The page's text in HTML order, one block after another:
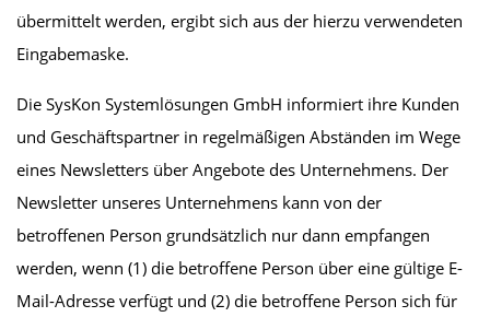
übermittelt werden, ergibt sich aus der hierzu verwendeten
Eingabemaske.
Die SysKon Systemlösungen GmbH informiert ihre Kunden
und Geschäftspartner in regelmäßigen Abständen im Wege
eines Newsletters über Angebote des Unternehmens. Der
Newsletter unseres Unternehmens kann von der
betroffenen Person grundsätzlich nur dann empfangen
werden, wenn (1) die betroffene Person über eine gültige E-
Mail-Adresse verfügt und (2) die betroffene Person sich für